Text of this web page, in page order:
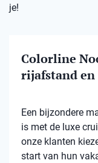
je!
Colorline
rijafstand
Een bijzondere
is met de luxe
onze klanten
start van hun